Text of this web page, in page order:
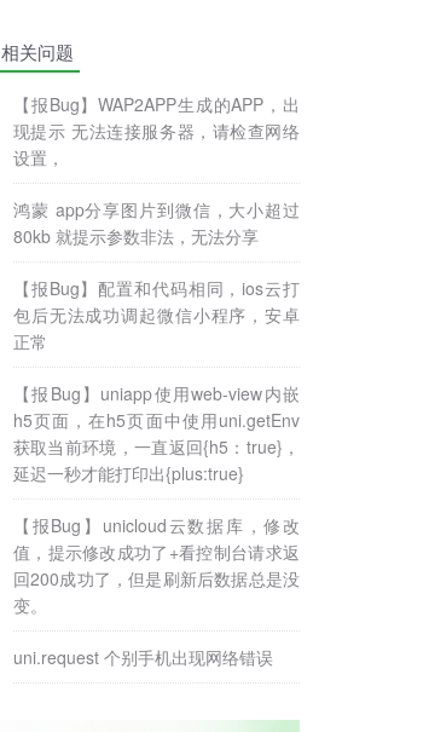
相关问题
【报Bug】WAP2APP生成的APP，出
现提示 无法连接服务器，请检查网络
设置，
鸿蒙 app分享图片到微信，大小超过
80kb 就提示参数非法，无法分享
【报Bug】配置和代码相同，ios云打
包后无法成功调起微信小程序，安卓
正常
【报Bug】uniapp使用web-view内嵌
h5页面，在h5页面中使用uni.getEnv
获取当前环境，一直返回{h5：true}，
延迟一秒才能打印出{plus:true}
【报Bug】unicloud云数据库，修改
值，提示修改成功了+看控制台请求返
回200成功了，但是刷新后数据总是没
变。
uni.request 个别手机出现网络错误